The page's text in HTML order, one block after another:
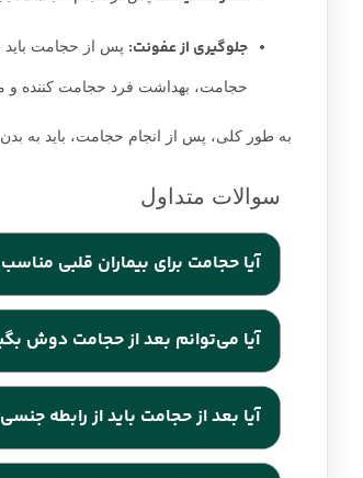
جلوگیری از عفونت: پس از حجامت باید
حجامت، بهداشت فرد حجامت کننده و
به طور کلی، پس از انجام حجامت، باید به
آیا حجامت برای بیماران قلبی
افرادی که دارای بیماری‌های قلبی
که حجامت ممکن است باعث افزایش
آیا می‌توانم بعد از حجامت دوش
شما می‌توانید بعد از حجامت دوش
شما به آرامش برسد. همچنین، پس از
پوست شما تحریک نشود و دچار آسیب
آیا بعد از حجامت باید از رابطه
برخی افراد ممکن است به دلیل